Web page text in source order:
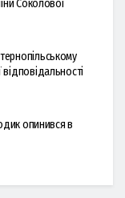
Соколової
опинився в